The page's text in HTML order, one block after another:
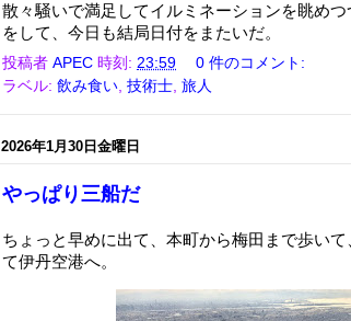
散々騒いで満足してイルミネーションを眺め
をして、今日も結局日付をまたいだ。
投稿者 APEC 時刻: 23:59
0 件のコメント:
ラベル: 飲み食い 技術士 旅人
2026年1月30日金曜日
やっぱり三船だ
ちょっと早めに出て、本町から梅田まで歩い
て伊丹空港へ。